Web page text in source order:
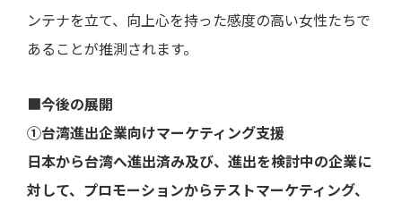
ンテナを立て、向上心を持った感度の高い女性たちで
あることが推測されます。
■今後の展開
①台湾進出企業向けマーケティング支援
日本から台湾へ進出済み及び、進出を検討中の企業に
対して、プロモーションからテストマーケティング、